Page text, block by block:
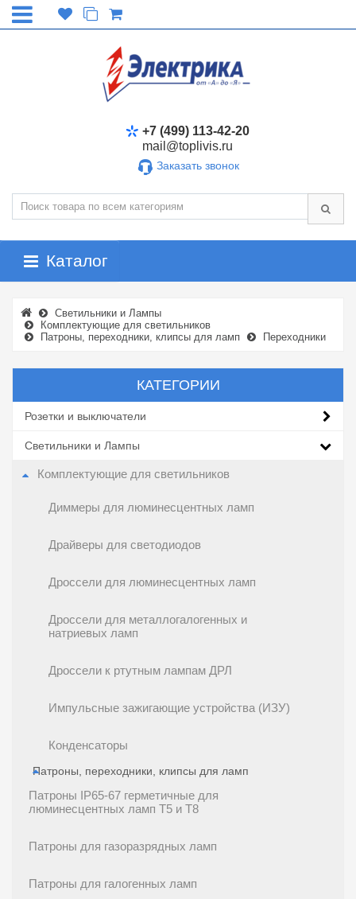
+7 (499) 113-42-20
mail@toplivis.ru
Заказать звонок
Каталог
Светильники и Лампы
Комплектующие для светильников
Патроны, переходники, клипсы для ламп
Переходники
КАТЕГОРИИ
Розетки и выключатели
Светильники и Лампы
Комплектующие для светильников
Диммеры для люминесцентных ламп
Драйверы для светодиодов
Дроссели для люминесцентных ламп
Дроссели для металлогалогенных и
натриевых ламп
Дроссели к ртутным лампам ДРЛ
Импульсные зажигающие устройства (ИЗУ)
Конденсаторы
Патроны, переходники, клипсы для ламп
Патроны IP65-67 герметичные для
люминесцентных ламп T5 и T8
Патроны для газоразрядных ламп
Патроны для галогенных ламп